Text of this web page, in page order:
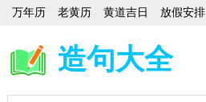
万年历 老黄历 黄道吉日 放假安排
造句大全